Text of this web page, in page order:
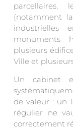
parcellaires,
(notamment
industrielles
monuments
plusieurs
Ville et
Un cabinet
de valeur : un
régulier ne
correctement